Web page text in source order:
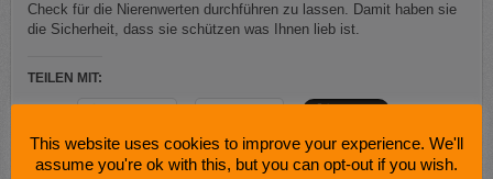
Check für die Nierenwerten durchführen zu lassen. Damit haben sie
die Sicherheit, dass sie schützen was Ihnen lieb ist.
TEILEN MIT:
WhatsApp
Drucken
Mehr
This website uses cookies to improve your experience. We'll
assume you're ok with this, but you can opt-out if you wish.